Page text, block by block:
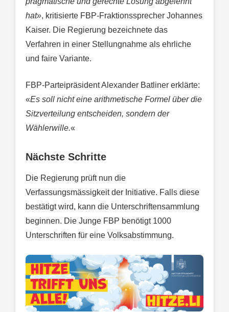
hat», kritisierte FBP-Fraktionssprecher Johannes
Kaiser. Die Regierung bezeichnete das
Verfahren in einer Stellungnahme als ehrliche
und faire Variante.
FBP-Parteipräsident Alexander Batliner erklärte:
«Es soll nicht eine arithmetische Formel über die
Sitzverteilung entscheiden, sondern der
Wählerwille.«
Nächste Schritte
Die Regierung prüft nun die
Verfassungsmässigkeit der Initiative. Falls diese
bestätigt wird, kann die Unterschriftensammlung
beginnen. Die Junge FBP benötigt 1000
Unterschriften für eine Volksabstimmung.